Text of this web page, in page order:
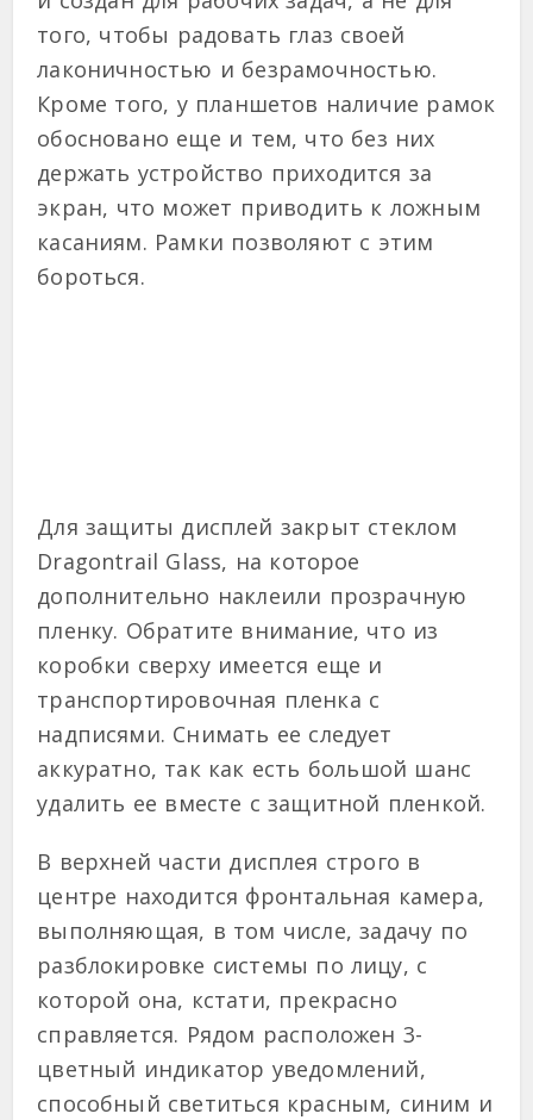
того, чтобы радовать глаз своей
лаконичностью и безрамочностью.
Кроме того, у планшетов наличие рамок
обосновано еще и тем, что без них
держать устройство приходится за
экран, что может приводить к ложным
касаниям. Рамки позволяют с этим
бороться.
Для защиты дисплей закрыт стеклом
Dragontrail Glass, на которое
дополнительно наклеили прозрачную
пленку. Обратите внимание, что из
коробки сверху имеется еще и
транспортировочная пленка с
надписями. Снимать ее следует
аккуратно, так как есть большой шанс
удалить ее вместе с защитной пленкой.
В верхней части дисплея строго в
центре находится фронтальная камера,
выполняющая, в том числе, задачу по
разблокировке системы по лицу, с
которой она, кстати, прекрасно
справляется. Рядом расположен 3-
цветный индикатор уведомлений,
способный светиться красным, синим и